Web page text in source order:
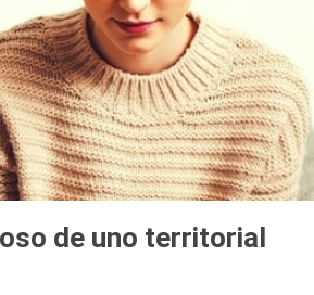
de uno territorial